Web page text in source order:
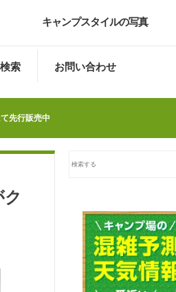
キャンプスタイルの写真
索 お問い合わせ
先行販売中